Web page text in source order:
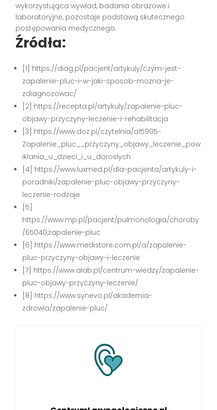
wykorzystująca wywiad, badania obrazowe i
laboratoryjne, pozostaje podstawą skutecznego
postępowania medycznego.
Źródła:
[1] https://diag.pl/pacjent/artykuly/czym-jest-
zapalenie-pluc-i-w-jaki-sposob-mozna-je-
zdiagnozowac/
[2] https://recepta.pl/artykuly/zapalenie-pluc-
objawy-przyczyny-leczenie-i-rehabilitacja
[3] https://www.doz.pl/czytelnia/a15905-
Zapalenie_pluc__przyczyny_objawy_leczenie_pow
iklania_u_dzieci_i_u_doroslych
[4] https://www.luxmed.pl/dla-pacjenta/artykuly-i-
poradniki/zapalenie-pluc-objawy-przyczyny-
leczenie-rodzaje
[5]
https://www.mp.pl/pacjent/pulmonologia/choroby
/65040,zapalenie-pluc
[6] https://www.medistore.com.pl/a/zapalenie-
pluc-przyczyny-objawy-i-leczenie
[7] https://www.alab.pl/centrum-wiedzy/zapalenie-
pluc-objawy-przyczyny-leczenie/
[8] https://www.synevo.pl/akademia-
zdrowia/zapalenie-pluc/